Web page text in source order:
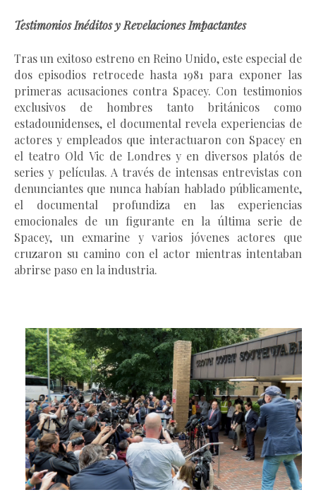
Testimonios Inéditos y Revelaciones Impactantes
Tras un exitoso estreno en Reino Unido, este especial de
dos episodios retrocede hasta 1981 para exponer las
primeras acusaciones contra Spacey. Con testimonios
exclusivos de hombres tanto británicos como
estadounidenses, el documental revela experiencias de
actores y empleados que interactuaron con Spacey en
el teatro Old Vic de Londres y en diversos platós de
series y películas. A través de intensas entrevistas con
denunciantes que nunca habían hablado públicamente,
el documental profundiza en las experiencias
emocionales de un figurante en la última serie de
Spacey, un exmarine y varios jóvenes actores que
cruzaron su camino con el actor mientras intentaban
abrirse paso en la industria.